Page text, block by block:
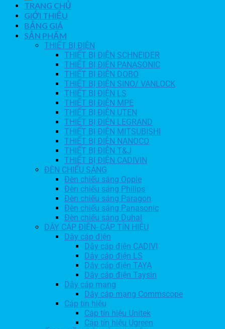
TRANG CHỦ
GIỚI THIỆU
BẢNG GIÁ
SẢN PHẨM
THIẾT BỊ ĐIỆN
THIẾT BỊ ĐIỆN SCHNEIDER
THIẾT BỊ ĐIỆN PANASONIC
THIẾT BỊ ĐIỆN DOBO
THIẾT BỊ ĐIỆN SINO/ VANLOCK
THIẾT BỊ ĐIỆN LS
THIẾT BỊ ĐIỆN MPE
THIẾT BỊ ĐIỆN UTEN
THIẾT BỊ ĐIỆN LEGRAND
THIẾT BỊ ĐIỆN MITSUBISHI
THIẾT BỊ ĐIỆN NANOCO
THIẾT BỊ ĐIỆN T&J
THIẾT BỊ ĐIỆN CADIVIN
ĐÈN CHIẾU SÁNG
Đèn chiếu sáng Opple
Đèn chiếu sáng Philips
Đèn chiếu sáng Paragon
Đèn chiếu sáng Panasonic
Đèn chiếu sáng Duhal
DÂY CÁP ĐIỆN- CÁP TÍN HIỆU
Dây cáp điện
Dây cáp điện CADIVI
Dây cáp điện LS
Dây cáp điện TAYA
Dây cáp điện Taysin
Dây cáp mạng
Dây cáp mạng Commscope
Cáp tín hiệu
Cáp tín hiệu Unitek
Cáp tín hiệu Ugreen